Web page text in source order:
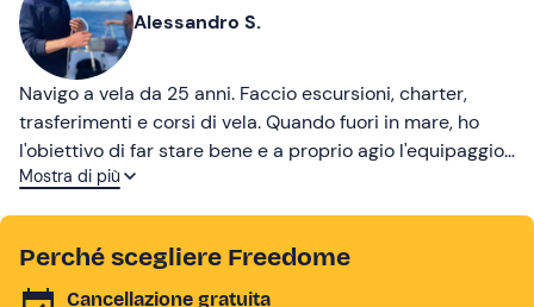
Alessandro S.
Navigo a vela da 25 anni. Faccio escursioni, charter,
trasferimenti e corsi di vela. Quando fuori in mare, ho
l'obiettivo di far stare bene e a proprio agio l'equipaggio.
Amo trasmettere la passione per il mare, la navigazione
Mostra di più
Perché scegliere Freedome
Cancellazione gratuita